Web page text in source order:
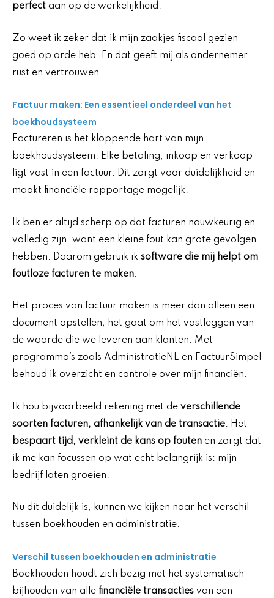
perfect aan op de werkelijkheid.
Zo weet ik zeker dat ik mijn zaakjes fiscaal gezien
goed op orde heb. En dat geeft mij als ondernemer
rust en vertrouwen.
Factuur maken: Een essentieel onderdeel van het
boekhoudsysteem
Factureren is het kloppende hart van mijn
boekhoudsysteem. Elke betaling, inkoop en verkoop
ligt vast in een factuur. Dit zorgt voor duidelijkheid en
maakt financiële rapportage mogelijk.
Ik ben er altijd scherp op dat facturen nauwkeurig en
volledig zijn, want een kleine fout kan grote gevolgen
hebben. Daarom gebruik ik software die mij helpt om
foutloze facturen te maken.
Het proces van factuur maken is meer dan alleen een
document opstellen; het gaat om het vastleggen van
de waarde die we leveren aan klanten. Met
programma’s zoals AdministratieNL en FactuurSimpel
behoud ik overzicht en controle over mijn financiën.
Ik hou bijvoorbeeld rekening met de verschillende
soorten facturen, afhankelijk van de transactie. Het
bespaart tijd, verkleint de kans op fouten en zorgt dat
ik me kan focussen op wat echt belangrijk is: mijn
bedrijf laten groeien.
Nu dit duidelijk is, kunnen we kijken naar het verschil
tussen boekhouden en administratie.
Verschil tussen boekhouden en administratie
Boekhouden houdt zich bezig met het systematisch
bijhouden van alle financiële transacties van een